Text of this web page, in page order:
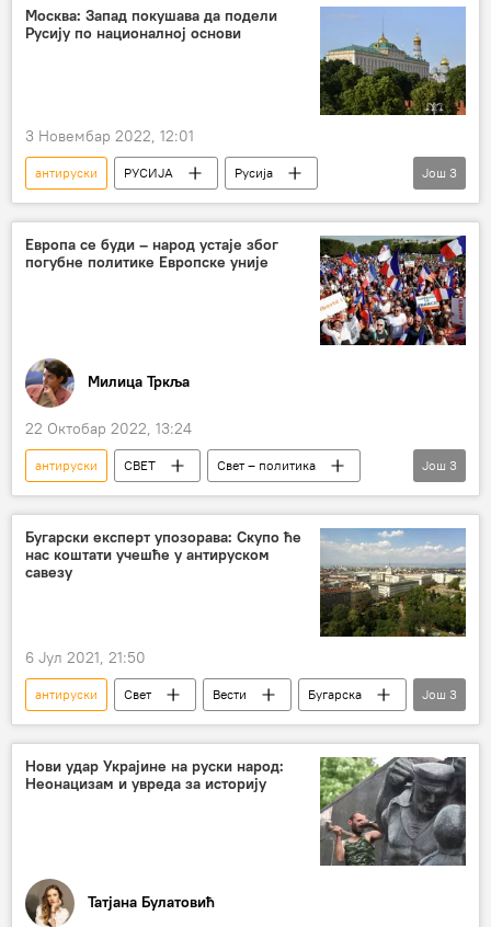
мешање у изборе
Француска
Емануел Макрон
Москва: Запад покушава да подели
Русију по националној основи
3 Новембар 2022, 12:01
антируски РУСИЈА
Русија
Русија – политика
Политика Запад
Још 3
Европа се буди – народ устаје због
погубне политике Европске уније
Милица Тркља
22 Октобар 2022, 13:24
антируски СВЕТ
Свет – политика
протести
НАТО санкције Русији
Још 3
Бугарски експерт упозорава: Скупо ће
нас коштати учешће у антируском
савезу
6 Јул 2021, 21:50
антируски Свет Вести
Бугарска
савез
иницијатива три мора
Још 3
Нови удар Украјине на руски народ:
Неонацизам и увреда за историју
Татјана Булатовић